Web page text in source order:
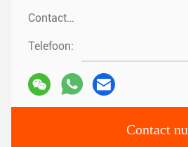
Contacten:
Telefoon:
Contact nu